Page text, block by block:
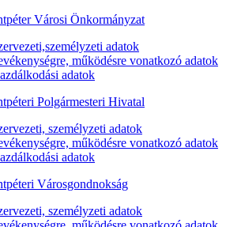
Városi Önkormányzat
adatok
működésre vonatkozó adatok
adatok
Polgármesteri Hivatal
személyzeti adatok
működésre vonatkozó adatok
adatok
Városgondnokság
személyzeti adatok